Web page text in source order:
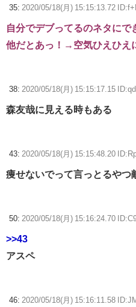
35: 2020/05/18(月) 15:15:13.72
自分でデブってるのネタにで
他だとあっ！→空気ひえひえ
38: 2020/05/18(月) 15:15:17.15
森友哉に見える時もある
43: 2020/05/18(月) 15:15:48.20
痩せないでって言っとるやつ
50: 2020/05/18(月) 15:16:24.70
>>43
アスペ
46: 2020/05/18(月) 15:16:11.58